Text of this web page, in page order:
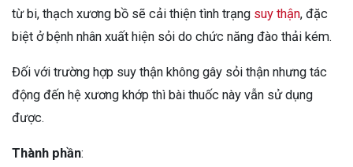
từ bi, thạch xương bồ sẽ cải thiện tình trạng suy thận, đặc
biệt ở bệnh nhân xuất hiện sỏi do chức năng đào thải kém.
Đối với trường hợp suy thận không gây sỏi thận nhưng tác
động đến hệ xương khớp thì bài thuốc này vẫn sử dụng
được.
Thành phần: